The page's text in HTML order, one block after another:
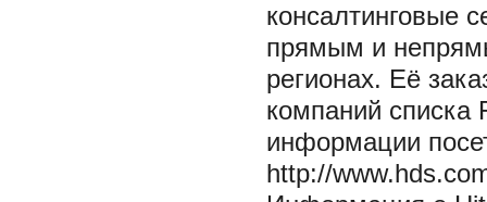
консалтинговые
прямым и
регионах. Её
компаний списка
информации
http://